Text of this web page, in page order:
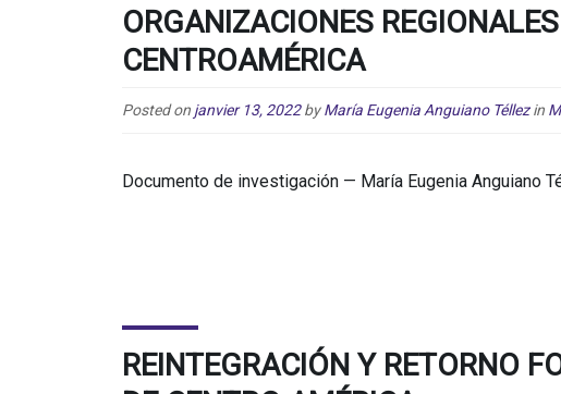
ORGANIZACIONES
CENTROAMÉRICA
Posted on janvier 13, 2022 by María Eugenia Anguiano Téllez in
Documento de investigación — María Eugenia Anguiano
REINTEGRACIÓN Y RETORNO